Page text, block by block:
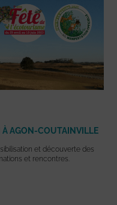
À AGON-COUTAINVILLE
et découverte des
et rencontres.